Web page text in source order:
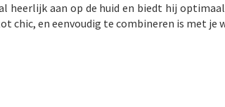
heerlijk aan op de huid en biedt hij
chic, en eenvoudig te combineren is met je